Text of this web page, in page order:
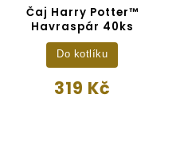
Čaj Harry Potter™
Havraspár 40ks
319 Kč
Do kotlíku